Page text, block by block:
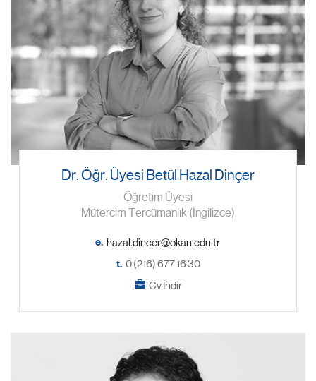
Dr. Öğr. Üyesi Betül Hazal Dinçer
Öğretim Üyesi
Mütercim Tercümanlık (İngilizce)
e.
t. 0 (216) 677 16 30
Cv İndir